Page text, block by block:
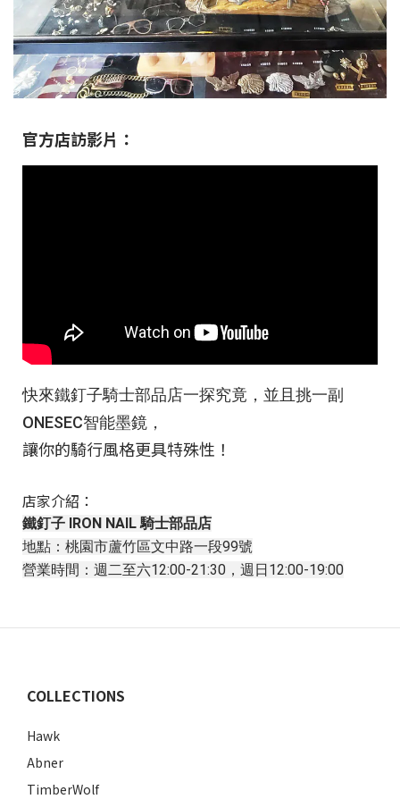
官方店訪影片：
快來鐵釘子騎士部品店一探究竟，並且挑一副
ONESEC智能墨鏡，
讓你的騎行風格更具特殊性！
店家介紹：
鐵釘子 IRON NAIL 騎士部品店
地點：桃園市蘆竹區文中路一段99號
營業時間：週二至六12:00-21:30，週日12:00-19:00
COLLECTIONS
Hawk
Abner
TimberWolf